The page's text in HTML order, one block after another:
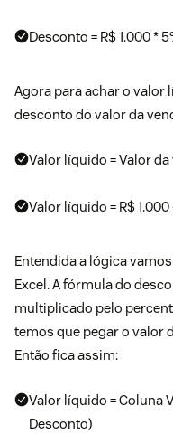
Desconto = R$ 1.000 *
Agora para achar o
desconto do valor da
Valor líquido = Valor
Valor líquido = R$ 1.000
Entendida a lógica
Excel. A fórmula do
multiplicado pelo
temos que pegar o valor
Então fica assim:
Valor líquido = Coluna
Desconto)